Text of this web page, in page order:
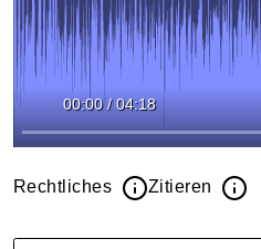
00:00 / 04:18
Rechtliches Zitieren